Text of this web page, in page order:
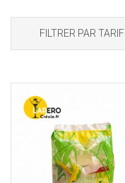
FILTRER PAR TARIF